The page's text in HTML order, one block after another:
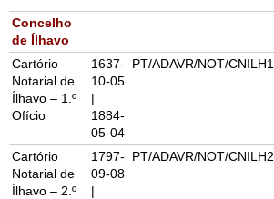
Concelho
de Ílhavo
Cartório
Notarial de
Ílhavo – 1.º
Ofício
1637-
10-05
|
1884-
05-04
PT/ADAVR/NOT/CNILH1
Cartório
Notarial de
Ílhavo – 2.º
1797-
09-08
|
PT/ADAVR/NOT/CNILH2